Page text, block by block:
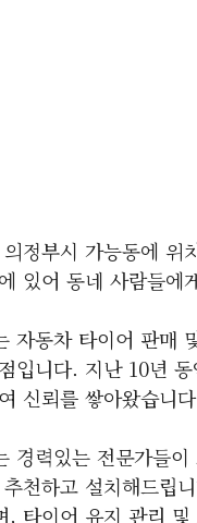
정부시 가능동에
있어 동네 사람들에
자동차 타이어 판매
입니다. 지난 10년
신뢰를 쌓아왔습니
경력있는 전문가들
천하고 설치해드립
, 타이어 유지 관리